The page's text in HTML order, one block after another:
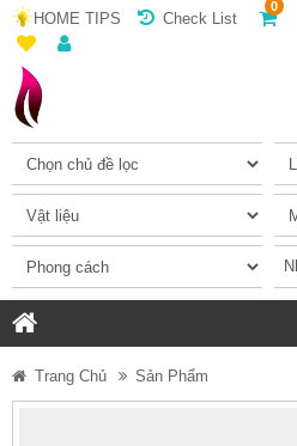
HOME TIPS Check List
0
Trang Chủ Sản Phẩm